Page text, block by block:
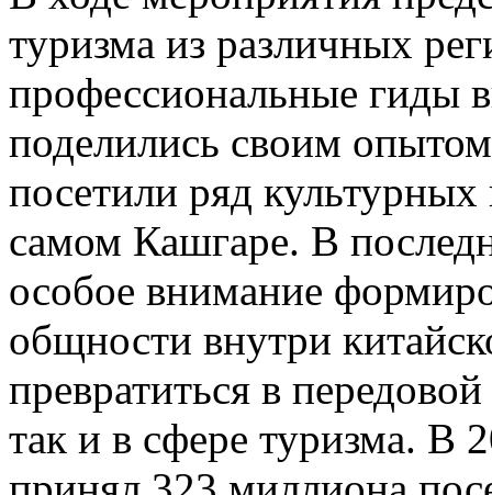
туризма из различных
профессиональные гиды
поделились своим
посетили ряд культурных
самом Кашгаре. В
особое внимание
общности внутри
превратиться в
так и в сфере туризма. В